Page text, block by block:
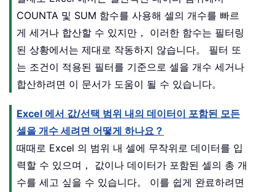
COUNTA 및 SUM 함수를 사용해 셀의 개수를 빠르
게 세거나 합산할 수 있지만， 이러한 함수는 필터링
된 상황에서는 제대로 작동하지 않습니다。 필터 또
는 조건이 적용된 필터를 기준으로 셀을 개수 세거나
합산하려면 이 문서가 도움이 될 수 있습니다。
Excel 에서 값/선택 범위 내의 데이터이 포함된 모든
셀을 개수 세려면 어떻게 하나요？
때때로 Excel 의 범위 내 셀에 무작위로 데이터를 입
력할 수 있으며， 값이나 데이터가 포함된 셀의 총 개
수를 세고 싶을 수 있습니다。 이를 쉽게 완료하려면